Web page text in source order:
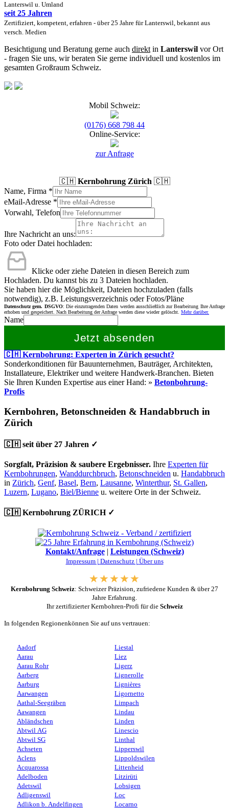
Lanterswil u. Umland
seit 25 Jahren
Zertifiziert, kompetent, erfahren - über 25 Jahre für Lanterswil, bekannt aus
versch. Medien
Besichtigung und Beratung gerne auch direkt in Lanterswil vor Ort
- fragen Sie uns, wir beraten Sie gerne individuell und kostenlos im
gesamten Großraum Schweiz.
Mobil Schweiz:
(0176) 668 798 44
Online-Service:
zur Anfrage
🇨🇭 Kernbohrung Zürich 🇨🇭
Name, Firma *
eMail-Adresse *
Vorwahl, Telefon
Ihre Nachricht an uns:
Foto oder Datei hochladen:
Klicke oder ziehe Dateien in diesen Bereich zum
Hochladen. Du kannst bis zu 3 Dateien hochladen.
Sie haben hier die Möglichkeit, Dateien hochzuladen (falls
notwendig), z.B. Leistungsverzeichnis oder Fotos/Pläne
Datenschutz gem. DSGVO: Die einzutragenden Daten werden ausschließlich zur Bearbeitung Ihre Anfrage
erhoben und gespeichert. Nach Bearbeitung der Anfrage werden diese wieder gelöscht. Mehr darüber.
Name
Jetzt absenden
🇨🇭 Kernbohrung: Experten in Zürich gesucht?
Sonderkonditionen für Bauunternehmen, Bauträger, Architekten,
Installateure, Elektriker und weitere Handwerk-Branchen. Bieten
Sie Ihren Kunden Expertise aus einer Hand: » Betonbohrung-
Profis
Kernbohren, Betonschneiden & Handabbruch in
Zürich
🇨🇭 seit über 27 Jahren ✓
Sorgfalt, Präzision & saubere Ergebnisser. Ihre Experten für
Kernbohrungen, Wanddurchbruch, Betonschneiden u. Handabbruch
in Zürich, Genf, Basel, Bern, Lausanne, Winterthur, St. Gallen,
Luzern, Lugano, Biel/Bienne u. weitere Orte in der Schweiz.
🇨🇭 Kernbohrung ZÜRICH ✓
Kontakt/Anfrage| Leistungen (Schweiz)
Impressum | Datenschutz | Über uns
Kernbohrung Schweiz: Schweizer Präzision, zufriedene Kunden & über 27
Jahre Erfahrung.
Ihr zertifizierter Kernbohren-Profi für die Schweiz
In folgenden Regionenkönnen Sie auf uns vertrauen:
Aadorf
Aarau
Aarau Rohr
Aarberg
Aarburg
Aarwangen
Aathal-Seegräben
Aawangen
Abländschen
Abtwil AG
Abtwil SG
Achseten
Aclens
Acquarossa
Adelboden
Adetswil
Adligenswil
Adlikon b. Andelfingen
Liestal
Liez
Ligerz
Lignerolle
Lignières
Ligornetto
Limpach
Lindau
Linden
Linescio
Linthal
Lipperswil
Lippoldswilen
Littenheid
Litzirüti
Lobsigen
Loc
Locarno